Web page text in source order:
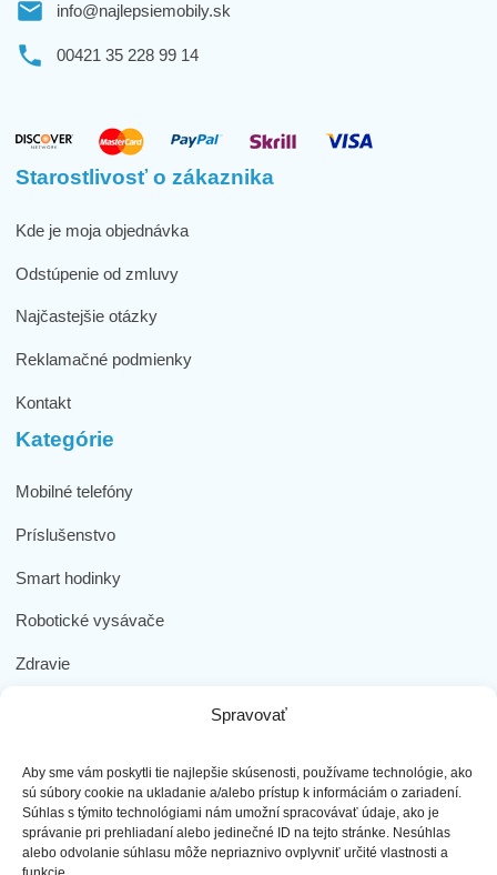
Spravovať
Aby sme vám poskytli tie najlepšie skúsenosti, používame technológie, ako
sú súbory cookie na ukladanie a/alebo prístup k informáciám o zariadení.
Súhlas s týmito technológiami nám umožní spracovávať údaje, ako je
správanie pri prehliadaní alebo jedinečné ID na tejto stránke. Nesúhlas
alebo odvolanie súhlasu môže nepriaznivo ovplyvniť určité vlastnosti a
info@najlepsiemobily.sk
00421 35 228 99 14
Starostlivosť o zákaznika
Kde je moja objednávka
Odstúpenie od zmluvy
Najčastejšie otázky
Reklamačné podmienky
Kontakt
Kategórie
Mobilné telefóny
Príslušenstvo
Smart hodinky
Robotické vysávače
Zdravie
Dôležité odkazy
Obchodné podmienky